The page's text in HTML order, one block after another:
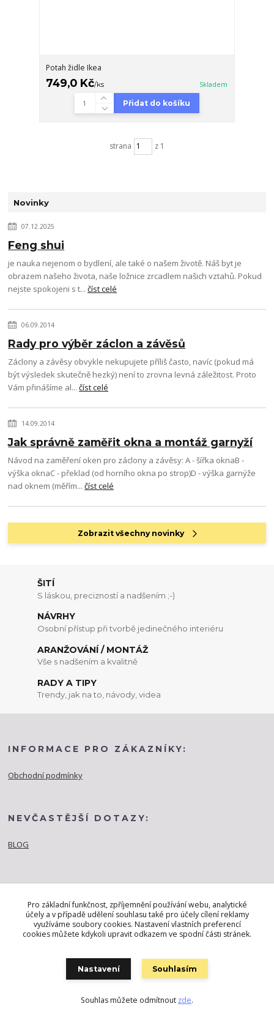
Potah židle Ikea
749,0 Kč/ks Skladem
Přidat do košíku
strana z 1
Novinky
07.12.2025
Feng shui
je nauka nejenom o bydlení, ale také o našem životě. Náš byt je
obrazem našeho života, naše ložnice zrcadlem našich vztahů. Pokud
nejste spokojeni s t...číst celé
06.09.2014
Rady pro výběr záclon a závěsů
Záclony a závěsy obvykle nekupujete příliš často, navíc (pokud má
být výsledek skutečně hezký) není to zrovna levná záležitost. Proto
Vám přinášíme al...číst celé
14.09.2014
Jak správně zaměřit okna a montáž garnyží
Návod na zaměření oken pro záclony a závěsy: A - šířka oknaB -
výška oknaC - překlad (od horního okna po strop)D - výška garnýže
nad oknem (měřím...číst celé
Zobrazit všechny novinky
ŠITÍ
S láskou, precizností a nadšením ;-)
NÁVRHY
Osobní přístup při tvorbě jedinečného interiéru
ARANŽOVÁNÍ / MONTÁŽ
Vše s nadšením a kvalitně
RADY A TIPY
Trendy, jak na to, návody, videa
INFORMACE PRO ZÁKAZNÍKY:
Obchodní podmínky
NEVČASTĚJŠÍ DOTAZY:
BLOG
Vytvořeno na Eshop-rychle.cz
Pro základní funkčnost, zpříjemnění používání webu, analytické
účely a v případě udělení souhlasu také pro účely cílení reklamy
využíváme soubory cookies. Nastavení vlastních preferencí
cookies můžete kdykoli upravit odkazem ve spodní části stránek.
Nastavení Souhlasím
Souhlas můžete odmítnout zde.